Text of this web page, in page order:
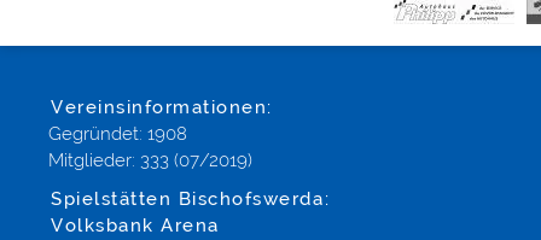
Vereinsinformationen:
Gegründet: 1908
Mitglieder: 333 (07/2019)
Spielstätten Bischofswerda:
Volksbank Arena